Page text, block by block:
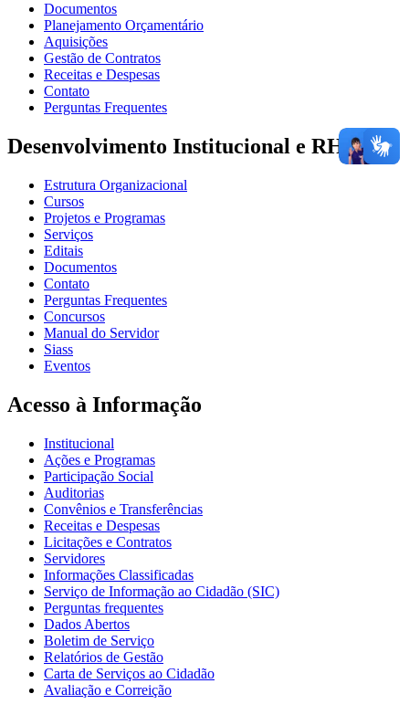
Documentos
Planejamento Orçamentário
Aquisições
Gestão de Contratos
Receitas e Despesas
Contato
Perguntas Frequentes
Desenvolvimento Institucional e RH
Estrutura Organizacional
Cursos
Projetos e Programas
Serviços
Editais
Documentos
Contato
Perguntas Frequentes
Concursos
Manual do Servidor
Siass
Eventos
Acesso à Informação
Institucional
Ações e Programas
Participação Social
Auditorias
Convênios e Transferências
Receitas e Despesas
Licitações e Contratos
Servidores
Informações Classificadas
Serviço de Informação ao Cidadão (SIC)
Perguntas frequentes
Dados Abertos
Boletim de Serviço
Relatórios de Gestão
Carta de Serviços ao Cidadão
Avaliação e Correição